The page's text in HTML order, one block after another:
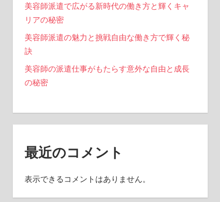
美容師派遣で広がる新時代の働き方と輝くキャ
リアの秘密
美容師派遣の魅力と挑戦自由な働き方で輝く秘
訣
美容師の派遣仕事がもたらす意外な自由と成長
の秘密
最近のコメント
表示できるコメントはありません。